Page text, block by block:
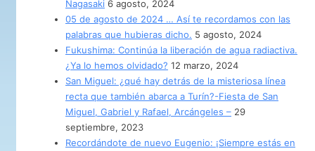
Nagasaki 6 agosto, 2024
05 de agosto de 2024 … Así te recordamos con las
palabras que hubieras dicho. 5 agosto, 2024
Fukushima: Continúa la liberación de agua radiactiva.
¿Ya lo hemos olvidado? 12 marzo, 2024
San Miguel: ¿qué hay detrás de la misteriosa línea
recta que también abarca a Turín?-Fiesta de San
Miguel, Gabriel y Rafael, Arcángeles – 29
septiembre, 2023
Recordándote de nuevo Eugenio: ¡Siempre estás en